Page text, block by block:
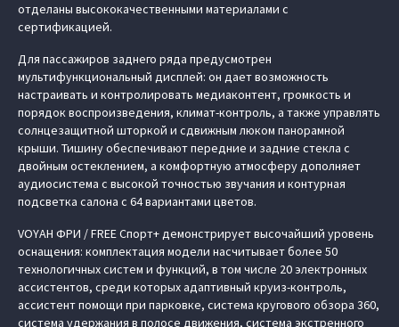
отделаны высококачественными материалами с
сертификацией.
Для пассажиров заднего ряда предусмотрен
мультифункциональный дисплей: он дает возможность
настраивать и контролировать медиаконтент, громкость и
порядок воспроизведения, климат-контроль, а также управлять
солнцезащитной шторкой и сдвижным люком панорамной
крыши. Тишину обеспечивают передние и задние стекла с
двойным остеклением, а комфортную атмосферу дополняет
аудиосистема с высокой точностью звучания и контурная
подсветка салона с 64 вариантами цветов.
VOYAH ФРИ / FREE Спорт+ демонстрирует высочайший уровень
оснащения: комплектация модели насчитывает более 50
технологичных систем и функций, в том числе 20 электронных
ассистентов, среди которых адаптивный круиз-контроль,
ассистент помощи при парковке, система кругового обзора 360,
система удержания в полосе движения, система экстренного